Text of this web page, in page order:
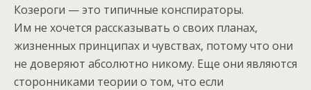
Козероги — это типичные конспираторы.
Им не хочется рассказывать о своих планах,
жизненных принципах и чувствах, потому что они
не доверяют абсолютно никому. Еще они являются
сторонниками теории о том, что если